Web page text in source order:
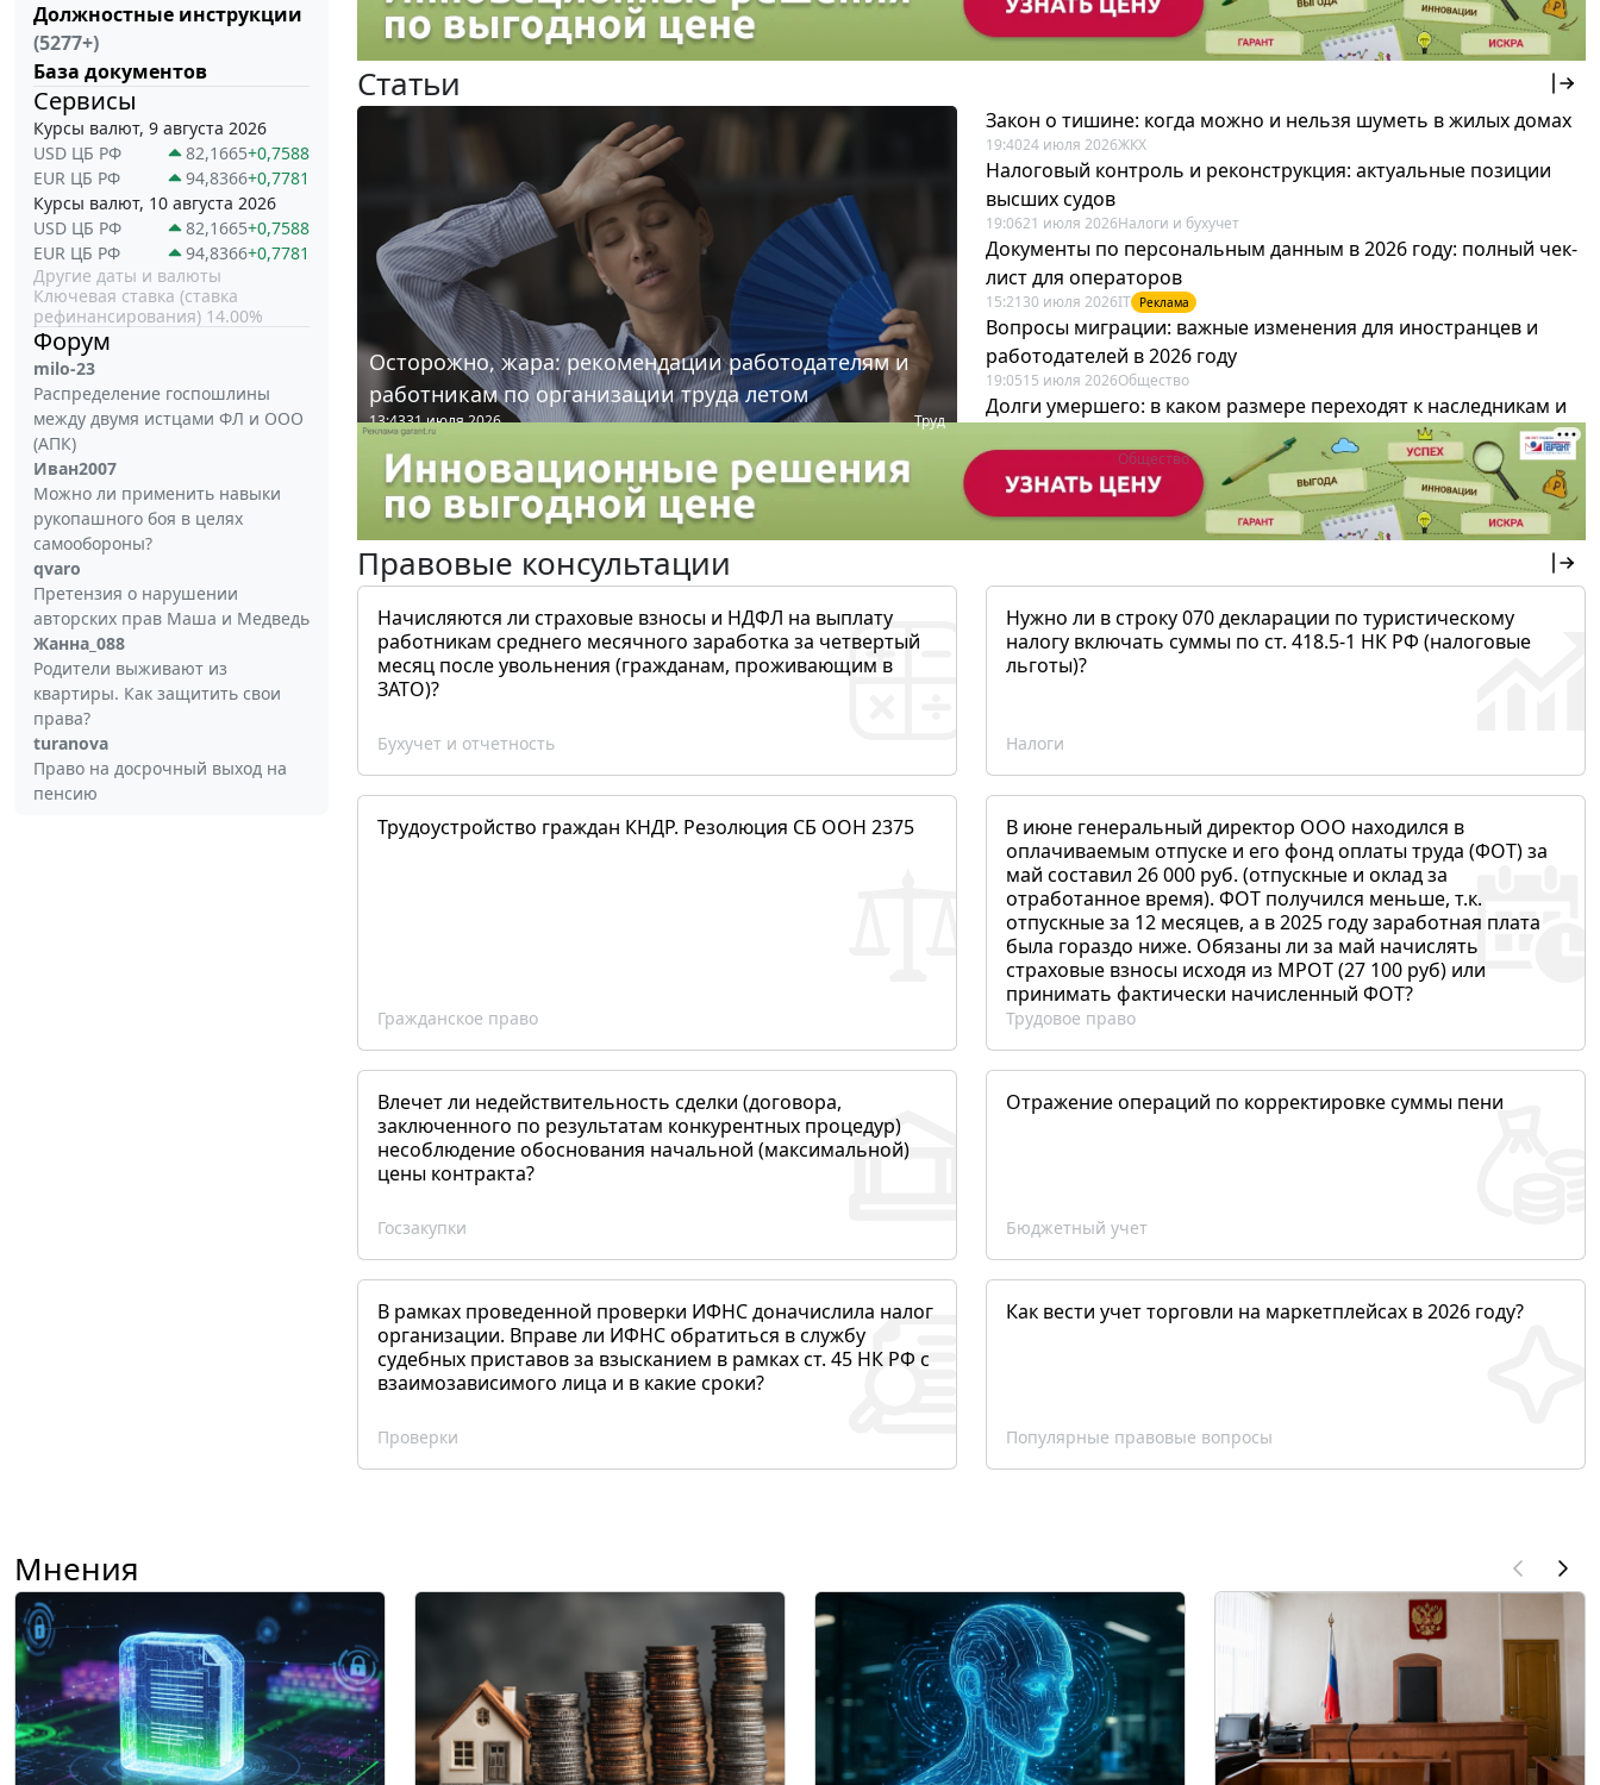
Должностные инструкции
(5277+)
База документов
Сервисы
Курсы валют, 9 августа 2026
USD ЦБ РФ
82,1665+0,7588
EUR ЦБ РФ
94,8366+0,7781
Курсы валют, 10 августа 2026
USD ЦБ РФ
82,1665+0,7588
EUR ЦБ РФ
94,8366+0,7781
Другие даты и валюты
Ключевая ставка (ставка
рефинансирования) 14.00%
Форум
milo-23
Распределение госпошлины
между двумя истцами ФЛ и ООО
(АПК)
Иван2007
Можно ли применить навыки
рукопашного боя в целях
самообороны?
qvaro
Претензия о нарушении
авторских прав Маша и Медведь
Жанна_088
Родители выживают из
квартиры. Как защитить свои
права?
turanova
Право на досрочный выход на
пенсию
Статьи
Осторожно, жара: рекомендации работодателям и
работникам по организации труда летом
13:4331 июля 2026 Труд
Закон о тишине: когда можно и нельзя шуметь в жилых домах
19:4024 июля 2026ЖКХ
Налоговый контроль и реконструкция: актуальные позиции
высших судов
19:0621 июля 2026Налоги и бухучет
Документы по персональным данным в 2026 году: полный чек-
лист для операторов
15:21 30 июля 2026IT Реклама
Вопросы миграции: важные изменения для иностранцев и
работодателей в 2026 году
19:0515 июля 2026Общество
Долги умершего: в каком размере переходят к наследникам и
19:43 Общество
Правовые консультации
Начисляются ли страховые взносы и НДФЛ на выплату
работникам среднего месячного заработка за четвертый
месяц после увольнения (гражданам, проживающим в
ЗАТО)?
Бухучет и отчетность
Нужно ли в строку 070 декларации по туристическому
налогу включать суммы по ст. 418.5-1 НК РФ (налоговые
льготы)?
Налоги
Трудоустройство граждан КНДР. Резолюция СБ ООН 2375
Гражданское право
В июне генеральный директор ООО находился в
оплачиваемым отпуске и его фонд оплаты труда (ФОТ) за
май составил 26 000 руб. (отпускные и оклад за
отработанное время). ФОТ получился меньше, т.к.
отпускные за 12 месяцев, а в 2025 году заработная плата
была гораздо ниже. Обязаны ли за май начислять
страховые взносы исходя из МРОТ (27 100 руб) или
принимать фактически начисленный ФОТ?
Трудовое право
Влечет ли недействительность сделки (договора,
заключенного по результатам конкурентных процедур)
несоблюдение обоснования начальной (максимальной)
цены контракта?
Госзакупки
Отражение операций по корректировке суммы пени
Бюджетный учет
В рамках проведенной проверки ИФНС доначислила налог
организации. Вправе ли ИФНС обратиться в службу
судебных приставов за взысканием в рамках ст. 45 НК РФ с
взаимозависимого лица и в какие сроки?
Проверки
Как вести учет торговли на маркетплейсах в 2026 году?
Популярные правовые вопросы
Мнения